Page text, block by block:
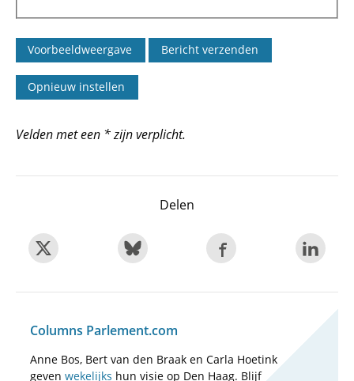
Velden met een * zijn verplicht.
Delen
Columns Parlement.com
Anne Bos, Bert van den Braak en Carla Hoetink
geven wekelijks hun visie op Den Haag. Blijf